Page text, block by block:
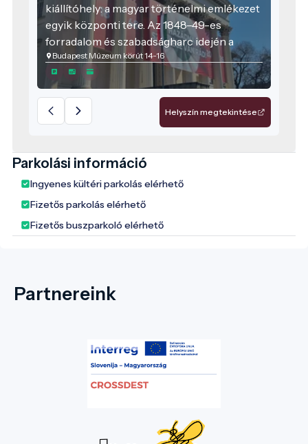
kiállítóhely: a magyar történelmi emlékezet
egyik központi tere. Az 1848–49-es
forradalom és szabadságharc idején a
múzeum előtti tér és a Múzeumkert fontos
politikai és közösségi helyszín volt, az
épület pedig később az országgyűlés
felsőházának is otthont adott. Ezért a
múzeum ma is egyszerre jelképezi a
tudás átadását és a közös emlékezet
Budapest Múzeum körút 14-16
Helyszín megtekintése
Parkolási információ
Ingyenes kültéri parkolás elérhető
Fizetős parkolás elérhető
Fizetős buszparkoló elérhető
Partnereink